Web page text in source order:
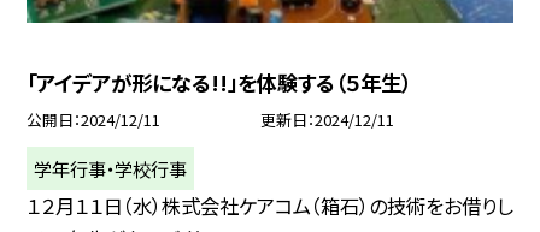
「アイデアが形になる!!」を体験する（５年生）
公開日 2024/12/11 更新日 2024/12/11
学年行事・学校行事
１２月１１日（水）株式会社ケアコム（箱石）の技術をお借りし